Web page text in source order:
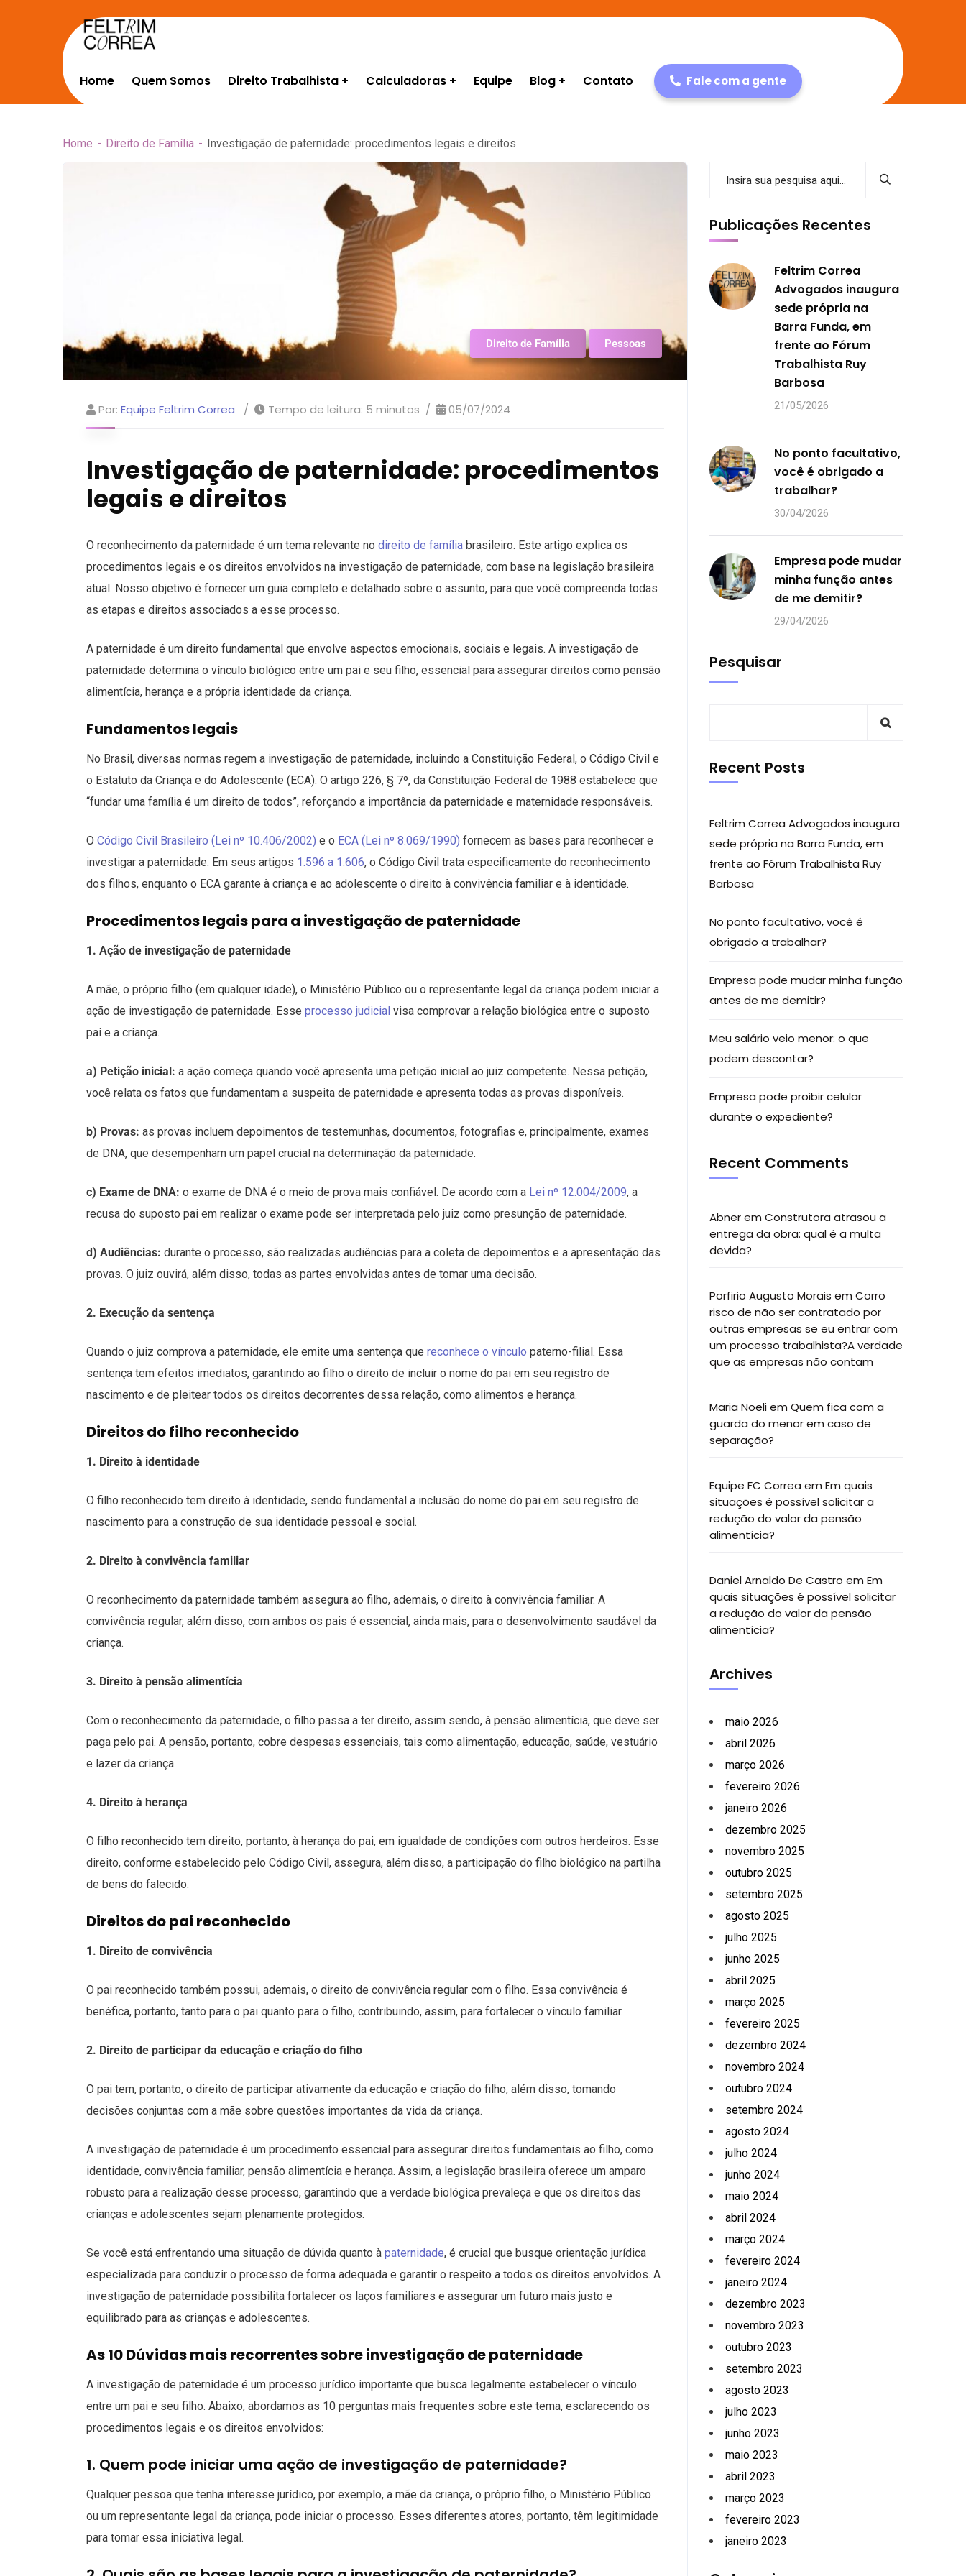
Home Quem Somos Direito Trabalhista Calculadoras Equipe Blog Contato Fale com a gente
Home Direito de Família Investigação de paternidade: procedimentos legais e direitos
Direito de Família Pessoas
Por: Equipe Feltrim Correa Tempo de leitura: 5 minutos 05/07/2024
Investigação de paternidade: procedimentos
legais e direitos
O reconhecimento da paternidade é um tema relevante no direito de família brasileiro. Este artigo explica os
procedimentos legais e os direitos envolvidos na investigação de paternidade, com base na legislação brasileira
atual. Nosso objetivo é fornecer um guia completo e detalhado sobre o assunto, para que você compreenda todas
as etapas e direitos associados a esse processo.
A paternidade é um direito fundamental que envolve aspectos emocionais, sociais e legais. A investigação de
paternidade determina o vínculo biológico entre um pai e seu filho, essencial para assegurar direitos como pensão
alimentícia, herança e a própria identidade da criança.
Fundamentos legais
No Brasil, diversas normas regem a investigação de paternidade, incluindo a Constituição Federal, o Código Civil e
o Estatuto da Criança e do Adolescente (ECA). O artigo 226, § 7º, da Constituição Federal de 1988 estabelece que
“fundar uma família é um direito de todos”, reforçando a importância da paternidade e maternidade responsáveis.
O Código Civil Brasileiro (Lei nº 10.406/2002) e o ECA (Lei nº 8.069/1990) fornecem as bases para reconhecer e
investigar a paternidade. Em seus artigos 1.596 a 1.606, o Código Civil trata especificamente do reconhecimento
dos filhos, enquanto o ECA garante à criança e ao adolescente o direito à convivência familiar e à identidade.
Procedimentos legais para a investigação de paternidade
1. Ação de investigação de paternidade
A mãe, o próprio filho (em qualquer idade), o Ministério Público ou o representante legal da criança podem iniciar a
ação de investigação de paternidade. Esse processo judicial visa comprovar a relação biológica entre o suposto
pai e a criança.
a) Petição inicial: a ação começa quando você apresenta uma petição inicial ao juiz competente. Nessa petição,
você relata os fatos que fundamentam a suspeita de paternidade e apresenta todas as provas disponíveis.
b) Provas: as provas incluem depoimentos de testemunhas, documentos, fotografias e, principalmente, exames
de DNA, que desempenham um papel crucial na determinação da paternidade.
c) Exame de DNA: o exame de DNA é o meio de prova mais confiável. De acordo com a Lei nº 12.004/2009, a
recusa do suposto pai em realizar o exame pode ser interpretada pelo juiz como presunção de paternidade.
d) Audiências: durante o processo, são realizadas audiências para a coleta de depoimentos e a apresentação das
provas. O juiz ouvirá, além disso, todas as partes envolvidas antes de tomar uma decisão.
2. Execução da sentença
Quando o juiz comprova a paternidade, ele emite uma sentença que reconhece o vínculo paterno-filial. Essa
sentença tem efeitos imediatos, garantindo ao filho o direito de incluir o nome do pai em seu registro de
nascimento e de pleitear todos os direitos decorrentes dessa relação, como alimentos e herança.
Direitos do filho reconhecido
1. Direito à identidade
O filho reconhecido tem direito à identidade, sendo fundamental a inclusão do nome do pai em seu registro de
nascimento para a construção de sua identidade pessoal e social.
2. Direito à convivência familiar
O reconhecimento da paternidade também assegura ao filho, ademais, o direito à convivência familiar. A
convivência regular, além disso, com ambos os pais é essencial, ainda mais, para o desenvolvimento saudável da
criança.
3. Direito à pensão alimentícia
Com o reconhecimento da paternidade, o filho passa a ter direito, assim sendo, à pensão alimentícia, que deve ser
paga pelo pai. A pensão, portanto, cobre despesas essenciais, tais como alimentação, educação, saúde, vestuário
e lazer da criança.
4. Direito à herança
O filho reconhecido tem direito, portanto, à herança do pai, em igualdade de condições com outros herdeiros. Esse
direito, conforme estabelecido pelo Código Civil, assegura, além disso, a participação do filho biológico na partilha
de bens do falecido.
Direitos do pai reconhecido
1. Direito de convivência
O pai reconhecido também possui, ademais, o direito de convivência regular com o filho. Essa convivência é
benéfica, portanto, tanto para o pai quanto para o filho, contribuindo, assim, para fortalecer o vínculo familiar.
2. Direito de participar da educação e criação do filho
O pai tem, portanto, o direito de participar ativamente da educação e criação do filho, além disso, tomando
decisões conjuntas com a mãe sobre questões importantes da vida da criança.
A investigação de paternidade é um procedimento essencial para assegurar direitos fundamentais ao filho, como
identidade, convivência familiar, pensão alimentícia e herança. Assim, a legislação brasileira oferece um amparo
robusto para a realização desse processo, garantindo que a verdade biológica prevaleça e que os direitos das
crianças e adolescentes sejam plenamente protegidos.
Se você está enfrentando uma situação de dúvida quanto à paternidade, é crucial que busque orientação jurídica
especializada para conduzir o processo de forma adequada e garantir o respeito a todos os direitos envolvidos. A
investigação de paternidade possibilita fortalecer os laços familiares e assegurar um futuro mais justo e
equilibrado para as crianças e adolescentes.
As 10 Dúvidas mais recorrentes sobre investigação de paternidade
A investigação de paternidade é um processo jurídico importante que busca legalmente estabelecer o vínculo
entre um pai e seu filho. Abaixo, abordamos as 10 perguntas mais frequentes sobre este tema, esclarecendo os
procedimentos legais e os direitos envolvidos:
1. Quem pode iniciar uma ação de investigação de paternidade?
Qualquer pessoa que tenha interesse jurídico, por exemplo, a mãe da criança, o próprio filho, o Ministério Público
ou um representante legal da criança, pode iniciar o processo. Esses diferentes atores, portanto, têm legitimidade
para tomar essa iniciativa legal.
Publicações Recentes
Feltrim Correa
Advogados inaugura
sede própria na
Barra Funda, em
frente ao Fórum
Trabalhista Ruy
Barbosa
21/05/2026
No ponto facultativo,
você é obrigado a
trabalhar?
30/04/2026
Empresa pode mudar
minha função antes
de me demitir?
29/04/2026
Pesquisar
Recent Posts
Feltrim Correa Advogados inaugura
sede própria na Barra Funda, em
frente ao Fórum Trabalhista Ruy
Barbosa
No ponto facultativo, você é
obrigado a trabalhar?
Empresa pode mudar minha função
antes de me demitir?
Meu salário veio menor: o que
podem descontar?
Empresa pode proibir celular
durante o expediente?
Recent Comments
Abnerem Construtora atrasou a
entrega da obra: qual é a multa
devida?
Porfirio Augusto Morais em Corro
risco de não ser contratado por
outras empresas se eu entrar com
um processo trabalhista?A verdade
que as empresas não contam
Maria Noeliem Quem fica com a
guarda do menor em caso de
separação?
Equipe FC Correa em Em quais
situações é possível solicitar a
redução do valor da pensão
alimentícia?
Daniel Arnaldo De Castro em Em
quais situações é possível solicitar
a redução do valor da pensão
alimentícia?
Archives
maio 2026
abril 2026
março 2026
fevereiro 2026
janeiro 2026
dezembro 2025
novembro 2025
outubro 2025
setembro 2025
agosto 2025
julho 2025
junho 2025
abril 2025
março 2025
fevereiro 2025
dezembro 2024
novembro 2024
outubro 2024
setembro 2024
agosto 2024
julho 2024
junho 2024
maio 2024
abril 2024
março 2024
fevereiro 2024
janeiro 2024
dezembro 2023
novembro 2023
outubro 2023
setembro 2023
agosto 2023
julho 2023
junho 2023
maio 2023
abril 2023
março 2023
fevereiro 2023
janeiro 2023